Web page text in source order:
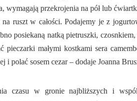
wymagają przekrojenia na pół lub
ruszt w całości. Podajemy je z
posiekaną natką pietruszki,
pieczarki małymi kostkami sera
i polać sosem cezar – dodaje Joanna
czasu w gronie najbliższych i